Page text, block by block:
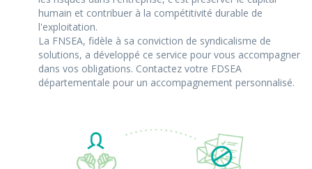
humain et contribuer à la compétitivité durable de
l'exploitation.
La FNSEA, fidèle à sa conviction de syndicalisme de
solutions, a développé ce service pour vous accompagner
dans vos obligations. Contactez votre FDSEA
départementale pour un accompagnement personnalisé.